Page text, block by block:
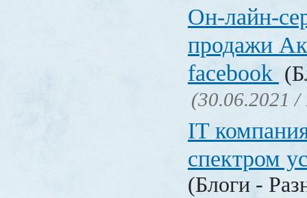
Он-лайн-
продажи
facebook
(30.06.2021 /
IT
спектром
(Блоги -